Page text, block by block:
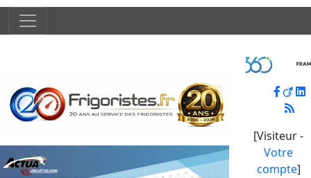
[Visiteur -
Votre
compte]